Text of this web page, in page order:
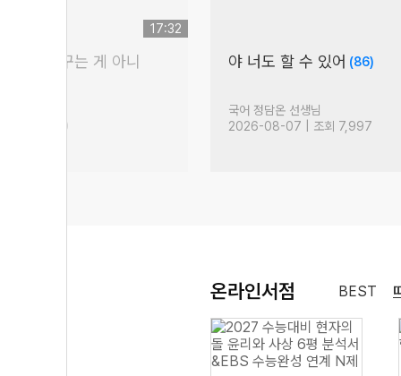
17:32
는 건 꾸는 게 아니
회 12,340
야 너도 할 수 있어 (86)
국어 정담온 선생님
2026-08-07 | 조회 7,997
온라인서점 BEST